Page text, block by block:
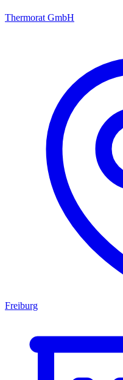
Thermorat GmbH
Freiburg